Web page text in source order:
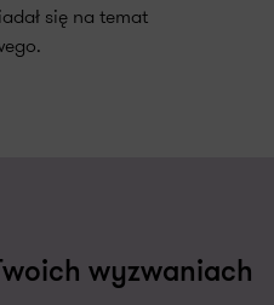
się na temat
wyzwaniach